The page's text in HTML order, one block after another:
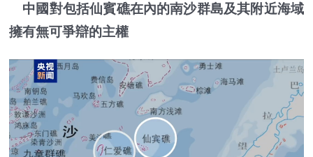
中國對包括仙賓礁在內的南沙群島及其附近海域
擁有無可爭辯的主權